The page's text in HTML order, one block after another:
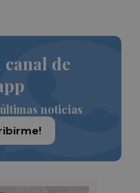
canal de
noticias